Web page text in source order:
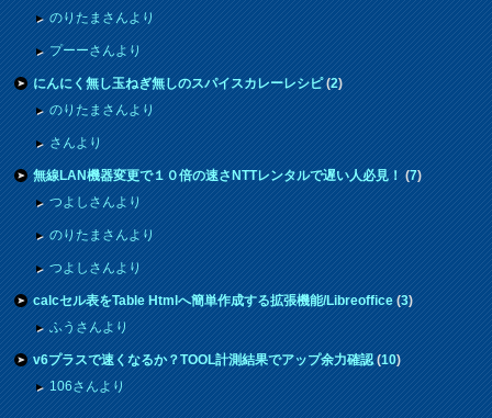
のりたまさんより
プーーさんより
にんにく無し玉ねぎ無しのスパイスカレーレシピ(2)
のりたまさんより
さんより
無線LAN機器変更で１０倍の速さNTTレンタルで遅い人必見！(7)
つよしさんより
のりたまさんより
つよしさんより
calcセル表をTable Htmlへ簡単作成する拡張機能/Libreoffice(3)
ふうさんより
v6プラスで速くなるか？TOOL計測結果でアップ余力確認(10)
106さんより